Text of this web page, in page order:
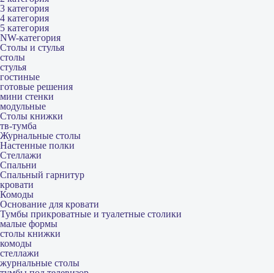
3 категория
4 категория
5 категория
NW-категория
Столы и стулья
столы
стулья
гостиные
готовые решения
мини стенки
модульные
Столы книжки
тв-тумба
Журнальные столы
Настенные полки
Стеллажи
Спальни
Спальный гарнитур
кровати
Комоды
Основание для кровати
Тумбы прикроватные и туалетные столики
малые формы
столы книжки
комоды
стеллажи
журнальные столы